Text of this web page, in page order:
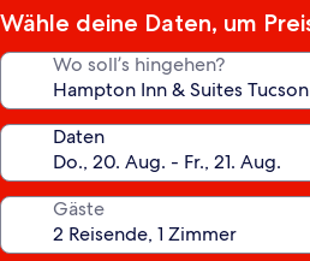
Wähle deine Daten, um
Wo soll’s hingehen?
Daten
Gäste